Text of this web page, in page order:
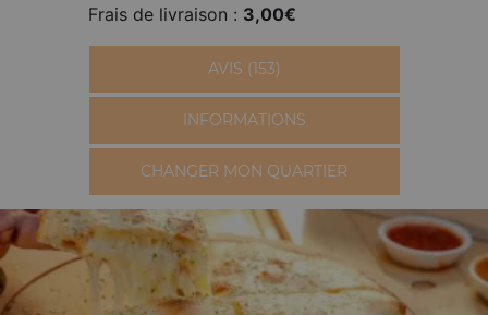
Frais de livraison : 3,00€
AVIS (153)
INFORMATIONS
CHANGER MON QUARTIER